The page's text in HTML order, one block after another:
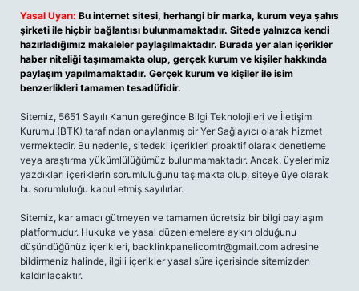
Yasal Uyarı: Bu internet sitesi, herhangi bir marka, kurum veya şahıs
şirketi ile hiçbir bağlantısı bulunmamaktadır. Sitede yalnızca kendi
hazırladığımız makaleler paylaşılmaktadır. Burada yer alan içerikler
haber niteliği taşımamakta olup, gerçek kurum ve kişiler hakkında
paylaşım yapılmamaktadır. Gerçek kurum ve kişiler ile isim
benzerlikleri tamamen tesadüfidir.
Sitemiz, 5651 Sayılı Kanun gereğince Bilgi Teknolojileri ve İletişim
Kurumu (BTK) tarafından onaylanmış bir Yer Sağlayıcı olarak hizmet
vermektedir. Bu nedenle, sitedeki içerikleri proaktif olarak denetleme
veya araştırma yükümlülüğümüz bulunmamaktadır. Ancak, üyelerimiz
yazdıkları içeriklerin sorumluluğunu taşımakta olup, siteye üye olarak
bu sorumluluğu kabul etmiş sayılırlar.
Sitemiz, kar amacı gütmeyen ve tamamen ücretsiz bir bilgi paylaşım
platformudur. Hukuka ve yasal düzenlemelere aykırı olduğunu
düşündüğünüz içerikleri, backlinkpanelicomtr@gmail.com adresine
bildirmeniz halinde, ilgili içerikler yasal süre içerisinde sitemizden
kaldırılacaktır.